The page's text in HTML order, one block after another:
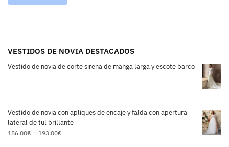
VESTIDOS DE NOVIA DESTACADOS
Vestido de novia de corte sirena de manga larga y escote barco
Vestido de novia con apliques de encaje y falda con apertura
lateral de tul brillante
186.00€ – 193.00€